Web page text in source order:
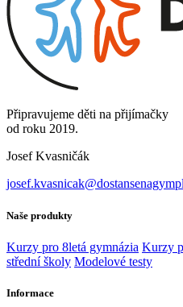
Připravujeme děti na přijímačky
od roku 2019.
Josef Kvasničák
Naše produkty
Kurzy pro 8letá gymnázia Kurzy
střední školy Modelové testy
Informace